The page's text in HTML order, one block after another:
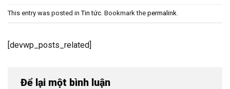
This entry was posted inTin tức . Bookmark the permalink
[devwp_posts_related]
Để lại một bình luận